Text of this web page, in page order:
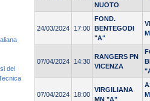
NUOTO
24/03/2024 17:00
FOND.
BENTEGODI
"A"
07/04/2024 14:30
RANGERS PN
VICENZA
07/04/2024 18:00
VIRGILIANA
MN "A"